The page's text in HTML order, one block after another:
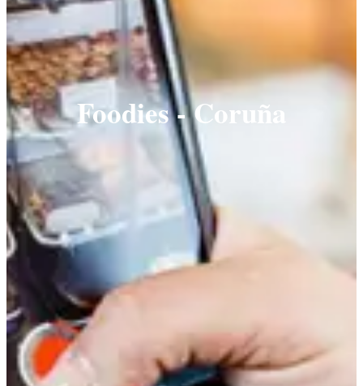
Foodies - Coruña